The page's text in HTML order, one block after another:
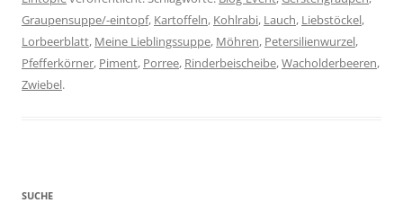
Graupensuppe/-eintopf, Kartoffeln, Kohlrabi, Lauch, Liebstöckel,
Lorbeerblatt, Meine Lieblingssuppe, Möhren, Petersilienwurzel,
Pfefferkörner, Piment, Porree, Rinderbeischeibe,Wacholderbeeren,
Zwiebel.
SUCHE